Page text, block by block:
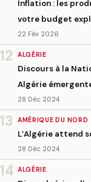
Inflation : les
votre budget
22 Fév 2026
12 ALGÉRIE
Discours à la
Algérie
28 Déc 2024
13 AMÉRIQUE DU NORD
L’Algérie attend
28 Déc 2024
14 ALGÉRIE